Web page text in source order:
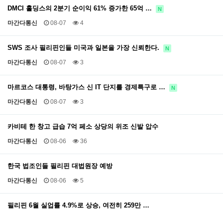
DMCI 홀딩스의 2분기 순이익 61% 증가한 65억 … N
마간다통신 08-07 4
SWS 조사 필리핀인들 미국과 일본을 가장 신뢰한다. N
마간다통신 08-07 3
마르코스 대통령, 바탕가스 신 IT 단지를 경제특구로 … N
마간다통신 08-07 3
카비테 한 창고 급습 7억 페소 상당의 위조 신발 압수
마간다통신 08-06 36
한국 법조인들 필리핀 대법원장 예방
마간다통신 08-06 5
필리핀 6월 실업률 4.9%로 상승, 여전히 259만 …